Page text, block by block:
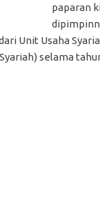
paparan
Unit Usaha
selama